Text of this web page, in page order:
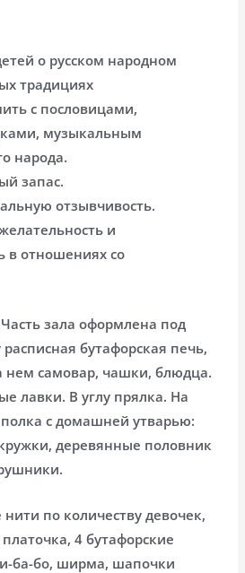
о русском народном
традициях
с пословицами,
музыкальным
народа.
запас.
отзывчивость.
и
в отношениях со
Часть зала оформлена под
расписная бутафорская печь,
нем самовар, чашки, блюдца.
лавки. В углу прялка. На
с домашней утварью:
деревянные половник
по количеству девочек,
4 бутафорские
ба-бо, ширма, шапочки